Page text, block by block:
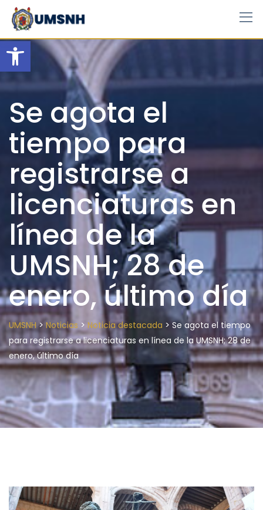
Open toolbar
Skip
content
Se agota el
tiempo para
registrarse a
licenciaturas en
línea de la
UMSNH; 28 de
enero, último día
UMSNH> Noticias > Noticia destacada > Se agota el tiempo
para registrarse a licenciaturas en línea de la UMSNH; 28 de
enero, último día